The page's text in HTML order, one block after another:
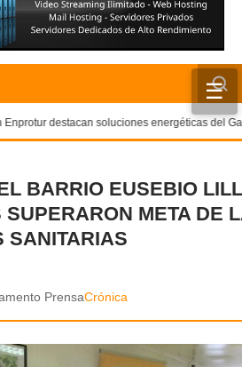
☰
✕
Enprotur destacan soluciones energéticas del
BARRIO EUSEBIO
SUPERARON META DE
SANITARIAS
PrensaCrónica